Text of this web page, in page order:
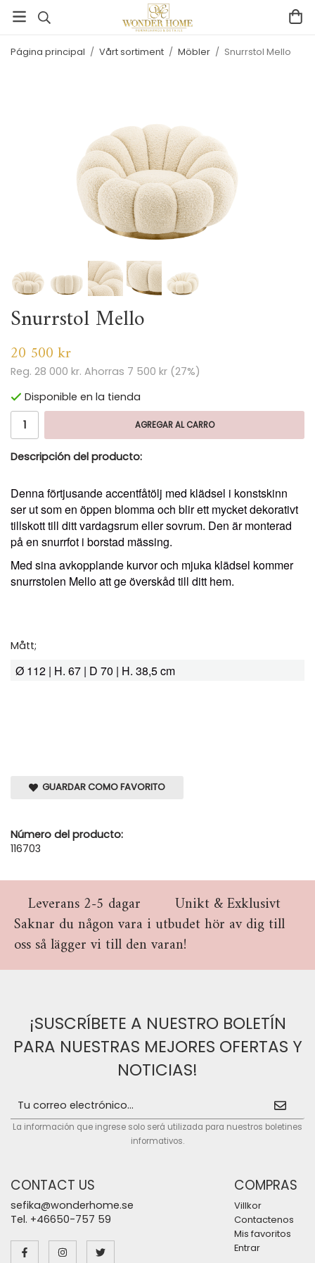
Página principal / Vårt sortiment / Möbler / Snurrstol Mello
Snurrstol Mello
20 500 kr
Reg. 28 000 kr. Ahorras 7 500 kr (27%)
Disponible en la tienda
AGREGAR AL CARRO
Descripción del producto:
Denna förtjusande accentfåtölj med klädsel i konstskinn
ser ut som en öppen blomma och blir ett mycket dekorativt
tillskott till ditt vardagsrum eller sovrum. Den är monterad
på en snurrfot i borstad mässing.
Med sina avkopplande kurvor och mjuka klädsel kommer
snurrstolen Mello att ge överskåd till ditt hem.
Mått;
Ø 112 | H. 67 | D 70 | H. 38,5 cm
GUARDAR COMO FAVORITO
Número del producto:
116703
Leverans 2-5 dagar
Unikt & Exklusivt
Saknar du någon vara i utbudet hör av dig till
oss så lägger vi till den varan!
¡SUSCRÍBETE A NUESTRO BOLETÍN
PARA NUESTRAS MEJORES OFERTAS Y
NOTICIAS!
La información que ingrese solo será utilizada para nuestros boletines
informativos.
CONTACT US
sefika@wonderhome.se
Tel. +46650-757 59
COMPRAS
Villkor
Contactenos
Mis favoritos
Entrar